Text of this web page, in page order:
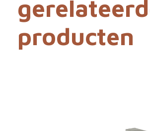
producten